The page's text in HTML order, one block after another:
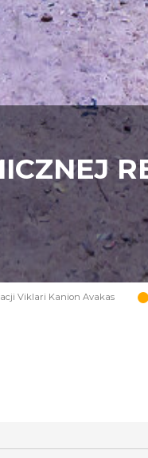
Viklari Kanion Avakas